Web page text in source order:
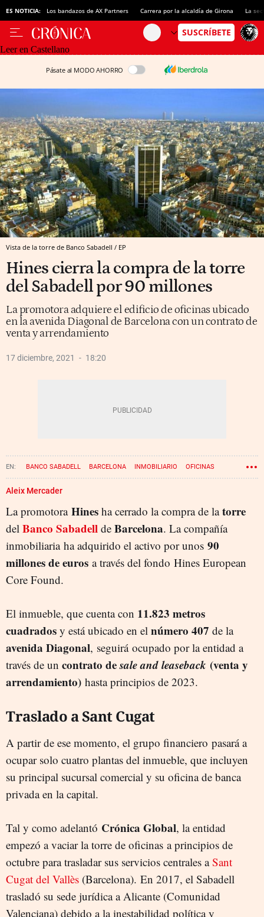
ES NOTICIA: Los bandazos de AX Partners Carrera por la alcaldía de Girona La
Leer en Castellano
Pásate al MODO AHORRO
Vista de la torre de Banco Sabadell / EP
Hines cierra la compra de la torre
del Sabadell por 90 millones
La promotora adquiere el edificio de oficinas ubicado
en la avenida Diagonal de Barcelona con un contrato de
venta y arrendamiento
17 diciembre, 2021 18:20
BANCO SABADELL BARCELONA INMOBILIARIO OFICINAS
CÉSAR GONZÁLEZ-BUENO
Aleix Mercader
La promotora Hines ha cerrado la compra de latorre
del Banco Sabadell de Barcelona. La compañía
inmobiliaria ha adquirido el activo por unos 90
millones de euros a través del fondo Hines European
Core Found.
El inmueble, que cuenta con 11.823 metros
cuadrados y está ubicado en el número 407 de la
avenida Diagonal, seguirá ocupado por la entidad a
través de un contrato desale and leaseback (venta y
arrendamiento) hasta principios de 2023.
Traslado a Sant Cugat
A partir de ese momento, el grupo financiero pasará a
ocupar solo cuatro plantas del inmueble, que incluyen
su principal sucursal comercial y su oficina de banca
privada en la capital.
Tal y como adelantó Crónica Global, la entidad
empezó a vaciar la torre de oficinas a principios de
octubre para trasladar sus servicios centrales aSant
Cugat del Vallès (Barcelona). En 2017, el Sabadell
trasladó su sede jurídica a Alicante (Comunidad
Valenciana) debido a la inestabilidad política y